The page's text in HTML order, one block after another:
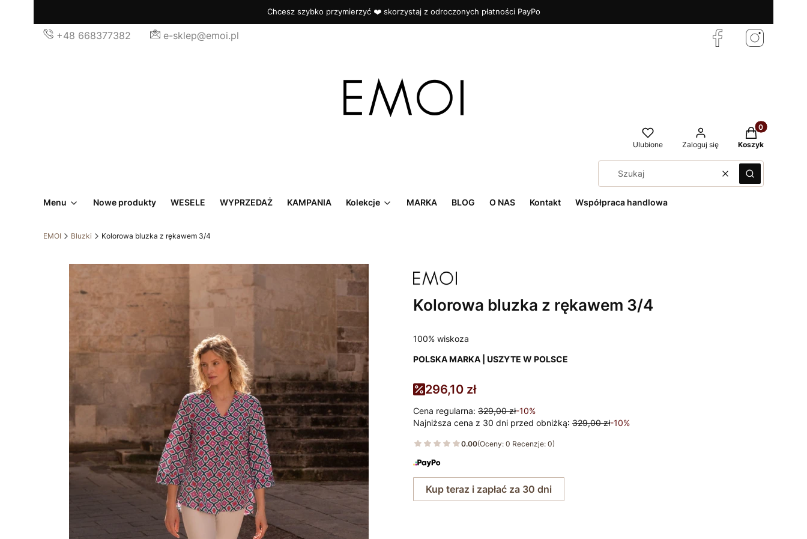
Chcesz szybko przymierzyć ❤️ skorzystaj z odroczonych płatności PayPo
+48 668377382 e-sklep@emoi.pl
Ulubione Zaloguj się
Produkty w
Koszyk
WyczyśćSzukaj
Menu Nowe produkty WESELE WYPRZEDAŻ KAMPANIA Kolekcje MARKA BLOG O NAS Kontakt Współpraca handlowa
EMOI Bluzki Kolorowa bluzka z rękawem 3/4
Kolorowa bluzka z rękawem 3/4
100% wiskoza
POLSKA MARKA | USZYTE W POLSCE
296,10 zł
Cena regularna: 329,00 zł-10%
Najniższa cena z 30 dni przed obniżką: 329,00 zł-10%
0.00(Oceny: 0 Recenzje: 0)
Kup teraz i zapłać za 30 dni